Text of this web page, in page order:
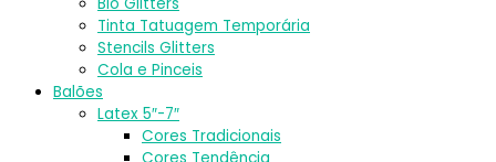
Tinta Tatuagem Temporária
Stencils Glitters
Cola e Pinceis
Balões
Latex 5″-7″
Cores Tradicionais